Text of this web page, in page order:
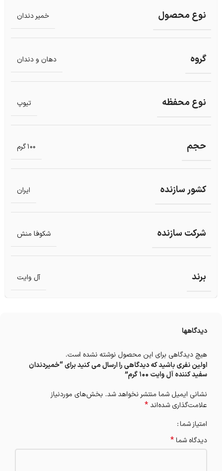
نوع محصول خمیر دندان
گروه دهان و دندان
نوع محفظه تیوپ
حجم 100 گرم
کشور سازنده ایران
شرکت سازنده شکوفا منش
برند آل وایت
دیدگاهها
هیچ دیدگاهی برای این محصول نوشته نشده است.
اولین نفری باشید که دیدگاهی را ارسال می کنید برای “خميردندان
سفيد كننده آل وايت 100 گرم”
نشانی ایمیل شما منتشر نخواهد شد. بخش‌های موردنیاز
علامت‌گذاری شده‌اند*
امتیاز شما
دیدگاه شما*